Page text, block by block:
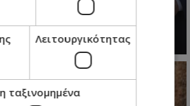
Λειτουργικότητας
ταξινομημένα